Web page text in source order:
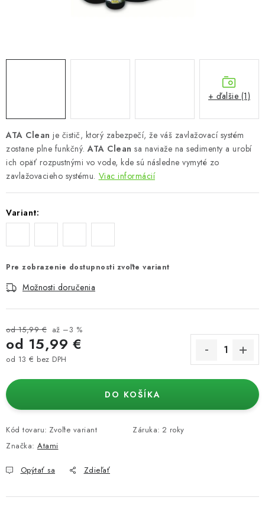
Podmienky o ochrane osobných údajov
ATA Clean je čistič, ktorý zabezpečí, že váš zavlažovací systém
zostane plne funkčný.ATA Clean sa naviaže na sedimenty a urobí
ich opäť rozpustnými vo vode, kde sú následne vymyté zo
zavlažovacieho systému. Viac informácií
Variant:
Pre zobrazenie dostupnosti zvoľte variant
Možnosti doručenia
od 15,99 € až –3 %
od 15,99 €
od 13 € bez DPH
DO KOŠÍKA
Kód tovaru: Zvoľte variant Záruka: 2 roky
Značka: Atami
Opýtať sa Zdieľať
+ ďalšie (1)